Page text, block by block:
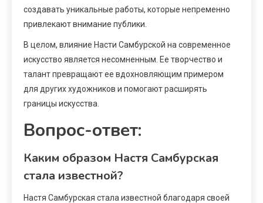
создавать уникальные работы, которые непременно
привлекают внимание публики.
В целом, влияние Насти Самбурской на современное
искусство является несомненным. Ее творчество и
талант превращают ее вдохновляющим примером
для других художников и помогают расширять
границы искусства.
Вопрос-ответ:
Каким образом Настя Самбурская
стала известной?
Настя Самбурская стала известной благодаря своей